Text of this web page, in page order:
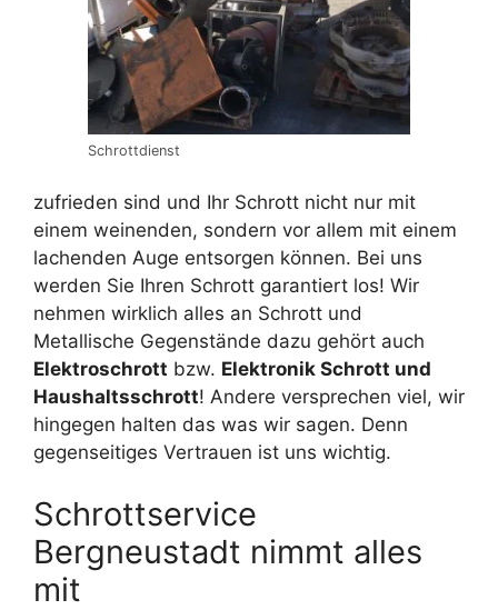
Schrottdienst
zufrieden sind und Ihr Schrott nicht nur mit
einem weinenden, sondern vor allem mit einem
lachenden Auge entsorgen können. Bei uns
werden Sie Ihren Schrott garantiert los! Wir
nehmen wirklich alles an Schrott und
Metallische Gegenstände dazu gehört auch
Elektroschrott bzw. Elektronik Schrott und
Haushaltsschrott! Andere versprechen viel, wir
hingegen halten das was wir sagen. Denn
gegenseitiges Vertrauen ist uns wichtig.
Schrottservice
Bergneustadt nimmt alles
mit